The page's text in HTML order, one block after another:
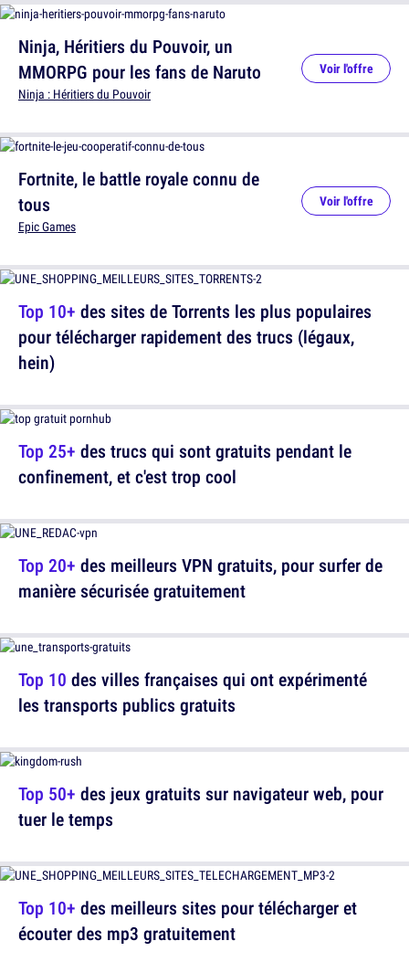
Ninja, Héritiers du Pouvoir, un
MMORPG pour les fans de Naruto
Ninja : Héritiers du Pouvoir
Voir l'offre
Top 10+ des sites de Torrents les plus populaires
pour télécharger rapidement des trucs (légaux,
hein)
Top 20+ des meilleurs VPN gratuits, pour surfer de
manière sécurisée gratuitement
Top 50+ des jeux gratuits sur navigateur web, pour
tuer le temps
Fortnite, le battle royale connu de
tous
Epic Games
Voir l'offre
Top 25+ des trucs qui sont gratuits pendant le
confinement, et c'est trop cool
Top 10 des villes françaises qui ont expérimenté
les transports publics gratuits
Top 10+ des meilleurs sites pour télécharger et
écouter des mp3 gratuitement